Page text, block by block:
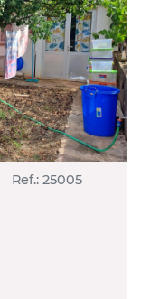
Ref.: 25005